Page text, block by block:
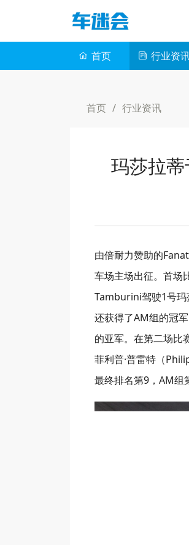
首页 行业资
首页 / 行业资讯
玛莎拉
由倍耐力赞助的
车场主场出征。首场
Tamburini驾驶1号玛
还获得了AM组的冠
的亚军。在第二场比
菲利普·普雷特（
最终排名第9，AM组